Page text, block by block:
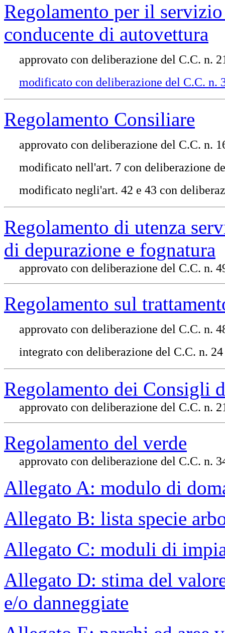
Regolamento per il
conducente di autovettura
approvato con deliberazione del C.C. n.
modificato con deliberazione del C.C. n.
Regolamento Consiliare
approvato con deliberazione del C.C. n.
modificato nell'art. 7 con deliberazione
modificato negli'art. 42 e 43 con
Regolamento di utenza
di depurazione e fognatura
approvato con deliberazione del C.C. n.
Regolamento sul
approvato con deliberazione del C.C. n.
integrato con deliberazione del C.C. n.
Regolamento dei Consigli
approvato con deliberazione del C.C. n.
Regolamento del verde
approvato con deliberazione del C.C. n.
Allegato A: modulo di
Allegato B: lista specie
Allegato C: moduli di
Allegato D: stima del
e/o danneggiate